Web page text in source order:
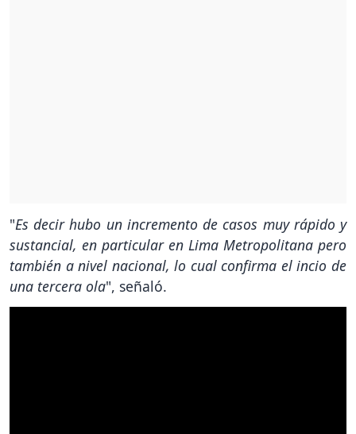
"Es decir hubo un incremento de casos muy rápido y
sustancial, en particular en Lima Metropolitana pero
también a nivel nacional, lo cual confirma el incio de
una tercera ola", señaló.